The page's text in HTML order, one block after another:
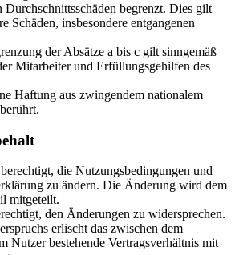
Durchschnittsschäden begrenzt. Dies gilt
Schäden, insbesondere entgangenen
der Absätze a bis c gilt sinngemäß
Mitarbeiter und Erfüllungsgehilfen des
Haftung aus zwingendem nationalem
die Nutzungsbedingungen und
zu ändern. Die Änderung wird dem
mitgeteilt.
den Änderungen zu widersprechen.
erlischt das zwischen dem
Nutzer bestehende Vertragsverhältnis mit